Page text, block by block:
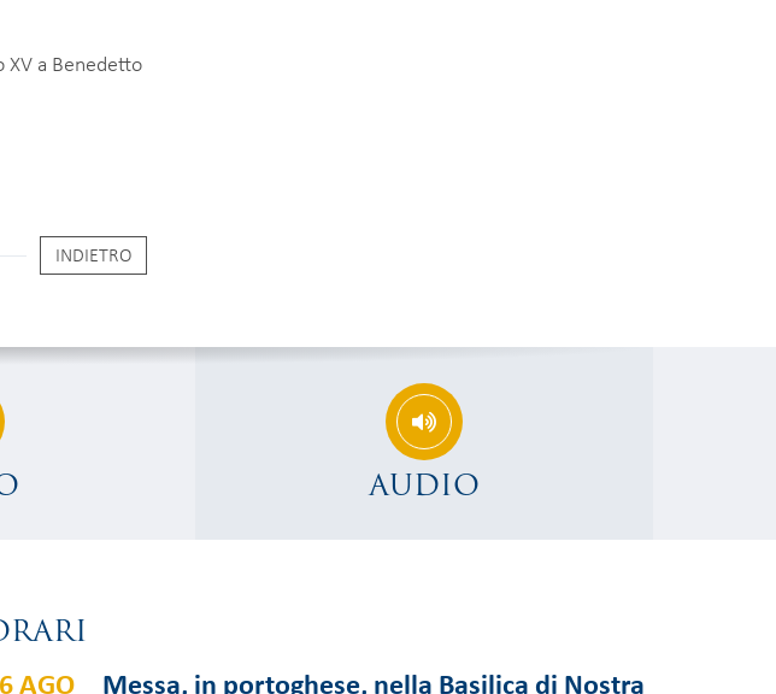
XV a Benedetto
INDIETRO
AUDIO
AGO
Messa, in portoghese, nella Basilica di Nostra